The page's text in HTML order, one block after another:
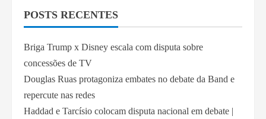
POSTS RECENTES
Briga Trump x Disney escala com disputa sobre
concessões de TV
Douglas Ruas protagoniza embates no debate da Band e
repercute nas redes
Haddad e Tarcísio colocam disputa nacional em debate |